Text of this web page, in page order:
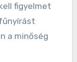
figyelmet
a minőség